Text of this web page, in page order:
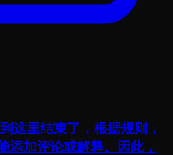
这里结束了，根据规则，
添加评论或解释。因此，